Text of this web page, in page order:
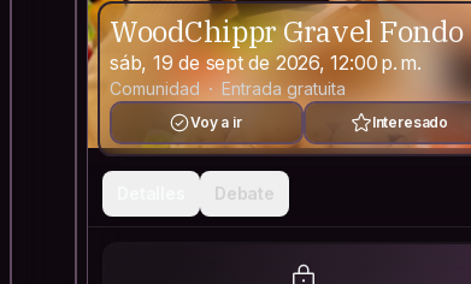
WoodChippr Gravel Fondo
sáb, 19 de sept de 2026, 12:00 p. m.
Comunidad Entrada gratuita
Voy a ir Interesado
Debate